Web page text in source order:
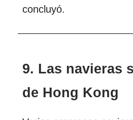
concluyó.
9. Las navieras
de Hong Kong